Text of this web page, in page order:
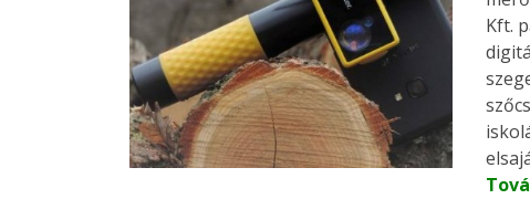
Kft.